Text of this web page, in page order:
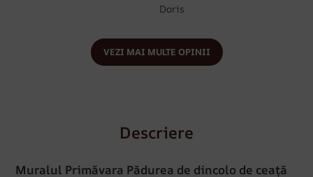
Doris
VEZI MAI MULTE OPINII
Descriere
Muralul Primăvara Pădurea de dincolo de ceață